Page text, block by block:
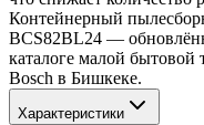
Контейнерный
BCS82BL24 —
каталоге малой бытовой
Bosch в Бишкеке.
Характеристики